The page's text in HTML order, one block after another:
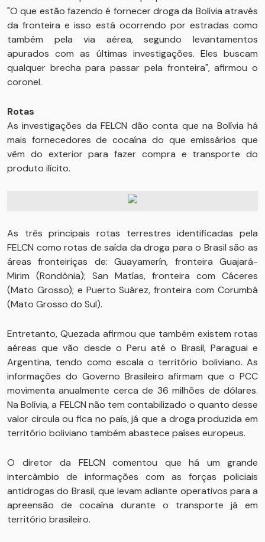
"O que estão fazendo é fornecer droga da Bolívia através
da fronteira e isso está ocorrendo por estradas como
também pela via aérea, segundo levantamentos
apurados com as últimas investigações. Eles buscam
qualquer brecha para passar pela fronteira", afirmou o
coronel.
Rotas
As investigações da FELCN dão conta que na Bolívia há
mais fornecedores de cocaína do que emissários que
vêm do exterior para fazer compra e transporte do
produto ilícito.
As três principais rotas terrestres identificadas pela
FELCN como rotas de saída da droga para o Brasil são as
áreas fronteiriças de: Guayamerín, fronteira Guajará-
Mirim (Rondônia); San Matías, fronteira com Cáceres
(Mato Grosso); e Puerto Suárez, fronteira com Corumbá
(Mato Grosso do Sul).
Entretanto, Quezada afirmou que também existem rotas
aéreas que vão desde o Peru até o Brasil, Paraguai e
Argentina, tendo como escala o território boliviano. As
informações do Governo Brasileiro afirmam que o PCC
movimenta anualmente cerca de 36 milhões de dólares.
Na Bolívia, a FELCN não tem contabilizado o quanto desse
valor circula ou fica no país, já que a droga produzida em
território boliviano também abastece países europeus.
O diretor da FELCN comentou que há um grande
intercâmbio de informações com as forças policiais
antidrogas do Brasil, que levam adiante operativos para a
apreensão de cocaína durante o transporte já em
território brasileiro.